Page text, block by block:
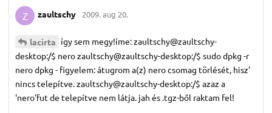
Z zaultschy 2009. aug 20.
lacirta így sem megy!íme: zaultschy@zaultschy-
desktop:/$ nero zaultschy@zaultschy-desktop:/$ sudo dpkg -r
nero dpkg - figyelem: átugrom a(z) nero csomag törlését, hisz'
nincs telepítve. zaultschy@zaultschy-desktop:/$ azaz a
'nero'fut de telepítve nem látja. jah és .tgz-ből raktam fel!